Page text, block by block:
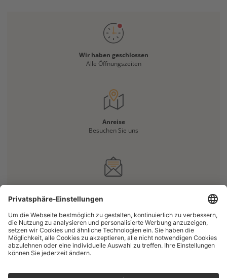
Wir haben geschlossen
Alle Öffnungszeiten
Anreise
Besuchen Sie uns
Kontaktieren Sie uns